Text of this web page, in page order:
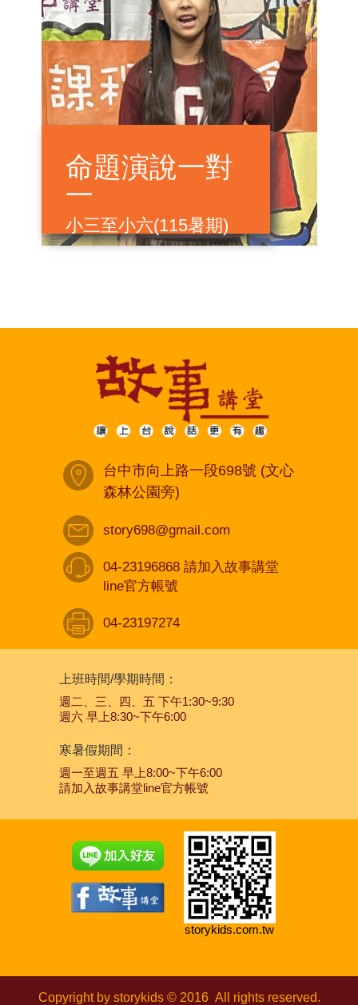
命題演說一對
一
小三至小六(115暑期)
台中市向上路一段698號 (文心
森林公園旁)
story698@gmail.com
04-23196868 請加入故事講堂
line官方帳號
04-23197274
上班時間/學期時間：
週二、三、四、五 下午1:30~9:30
週六 早上8:30~下午6:00
寒暑假期間：
週一至週五 早上8:00~下午6:00
請加入故事講堂line官方帳號
storykids.com.tw
Copyright by storykids © 2016 All rights reserved.